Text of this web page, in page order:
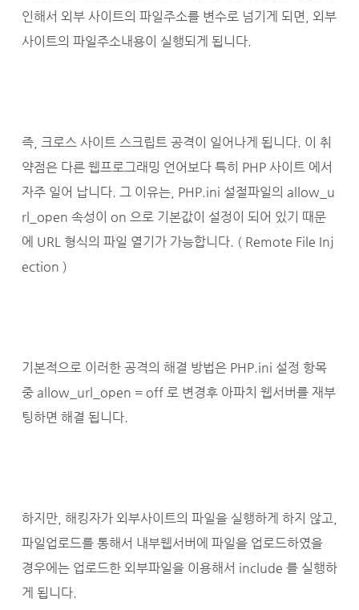
인해서 외부 사이트의 파일주소를 변수로 넘기게 되면, 외부
사이트의 파일주소내용이 실행되게 됩니다.
즉, 크로스 사이트 스크립트 공격이 일어나게 됩니다. 이 취
약점은 다른 웹프로그래밍 언어보다 특히 PHP 사이트 에서
자주 일어 납니다. 그 이유는, PHP.ini 설절파일의 allow_u
rl_open 속성이 on 으로 기본값이 설정이 되어 있기 때문
에 URL 형식의 파일 열기가 가능합니다. ( Remote File Inj
ection )
기본적으로 이러한 공격의 해결 방법은 PHP.ini 설정 항목
중 allow_url_open = off 로 변경후 아파치 웹서버를 재부
팅하면 해결 됩니다.
하지만, 해킹자가 외부사이트의 파일을 실행하게 하지 않고,
파일업로드를 통해서 내부웹서버에 파일을 업로드하였을
경우에는 업로드한 외부파일을 이용해서 include 를 실행하
게 됩니다.